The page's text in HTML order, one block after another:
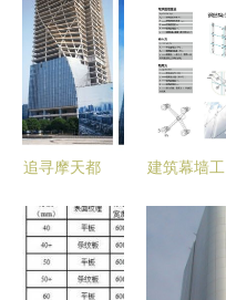
工、制作质
量关
及应用指南
追寻摩天都
光 重庆太
阳座幕墙工
建筑幕墙工
的应用与技
术要点——